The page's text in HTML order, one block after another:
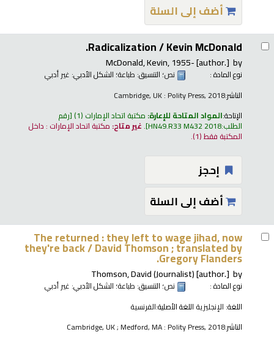
أضف إلى السلة
Radicalization /Kevin McDonald.
by
McDonald, Kevin, 1955-[author.]
نوع المادة : نص؛ التنسيق: طباعة؛ الشكل الأدبي: غير أدبي
الناشر:Cambridge, UK : Polity Press, 2018
الإتاحة:المواد المتاحة للإعارة: مكتبة اتحاد الإمارات (1) رقم
الطلب:HN49.R33 M432 2018
.غير متاح: مكتبة اتحاد الإمارات : داخل
المكتبة فقط(1).
إحجز
أضف إلى السلة
The returned : they left to wage jihad, now
they're back /David Thomson ; translated by
Gregory Flanders.
by
Thomson, David (Journalist)[author.]
نوع المادة : نص؛ التنسيق: طباعة؛ الشكل الأدبي: غير أدبي
اللغة: الإنجليزية اللغة الأصلية:الفرنسية
الناشر:Cambridge, UK ; Medford, MA : Polity Press, 2018